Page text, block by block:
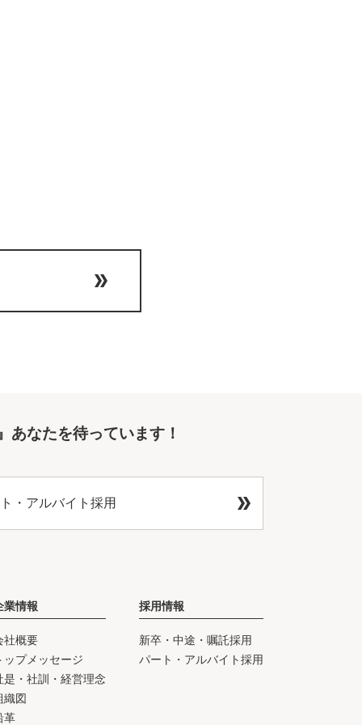
あなたを待っています！
・アルバイト採用
業情報
社概要
ップメッセージ
是・社訓・経営理念
織図
革
採用情報
新卒・中途・嘱託採用
パート・アルバイト採用